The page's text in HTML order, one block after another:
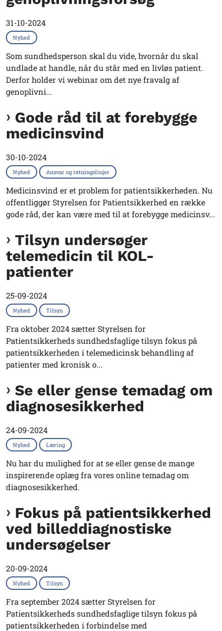
31-10-2024
Nyhed
Som sundhedsperson skal du vide, hvornår du skal
undlade at handle, når du står med en livløs patient.
Derfor holder vi webinar om det nye fravalg af
genoplivni...
Gode råd til at forebygge
medicinsvind
30-10-2024
Nyhed Ansvar og retningslinjer
Medicinsvind er et problem for patientsikkerheden. Nu
offentliggør Styrelsen for Patientsikkerhed en række
gode råd, der kan være med til at forebygge medicinsv...
Tilsyn undersøger
telemedicin til KOL-
patienter
25-09-2024
Nyhed Tilsyn
Fra oktober 2024 sætter Styrelsen for
Patientsikkerheds sundhedsfaglige tilsyn fokus på
patientsikkerheden i telemedicinsk behandling af
patienter med kronisk o...
Se eller gense temadag om
diagnosesikkerhed
24-09-2024
Nyhed Læring
Nu har du mulighed for at se eller gense de mange
inspirerende oplæg fra vores online temadag om
diagnosesikkerhed.
Fokus på patientsikkerhed
ved billeddiagnostiske
undersøgelser
20-09-2024
Nyhed Tilsyn
Fra september 2024 sætter Styrelsen for
Patientsikkerheds sundhedsfaglige tilsyn fokus på
patientsikkerheden i forbindelse med